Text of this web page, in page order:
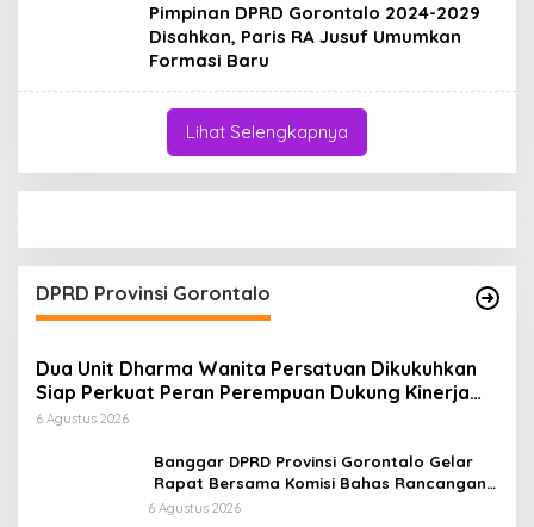
Pimpinan DPRD Gorontalo 2024-2029
Disahkan, Paris RA Jusuf Umumkan
Formasi Baru
Lihat Selengkapnya
DPRD Provinsi Gorontalo
Dua Unit Dharma Wanita Persatuan Dikukuhkan
Siap Perkuat Peran Perempuan Dukung Kinerja
ASN
6 Agustus 2026
Banggar DPRD Provinsi Gorontalo Gelar
Rapat Bersama Komisi Bahas Rancangan
APBD Induk Tahun Anggaran 2027
6 Agustus 2026